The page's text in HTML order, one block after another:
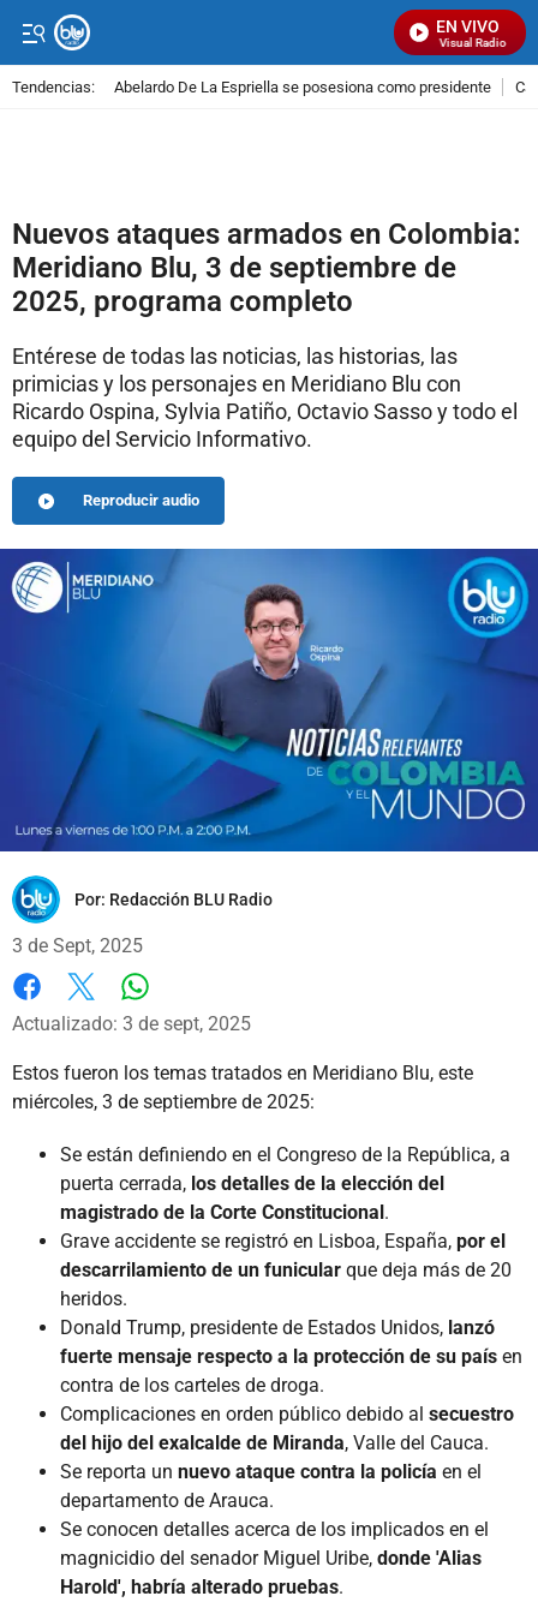
EN VIVO
Señal Visual Radio
Tendencias: Abelardo De La Espriella se posesiona como presidente
Nuevos ataques armados en Colombia:
Meridiano Blu, 3 de septiembre de
2025, programa completo
Entérese de todas las noticias, las historias, las
primicias y los personajes en Meridiano Blu con
Ricardo Ospina, Sylvia Patiño, Octavio Sasso y todo el
equipo del Servicio Informativo.
Reproducir audio
Por: Redacción BLU Radio
3 de Sept, 2025
Facebook
X
Actualizado: 3 de sept, 2025
Estos fueron los temas tratados en Meridiano Blu, este
miércoles, 3 de septiembre de 2025:
Se están definiendo en el Congreso de la República, a
puerta cerrada, los detalles de la elección del
magistrado de la Corte Constitucional.
Grave accidente se registró en Lisboa, España, por el
descarrilamiento de un funicular que deja más de 20
heridos.
Donald Trump, presidente de Estados Unidos, lanzó
fuerte mensaje respecto a la protección de su país en
contra de los carteles de droga.
Complicaciones en orden público debido al secuestro
del hijo del exalcalde de Miranda, Valle del Cauca.
Se reporta un nuevo ataque contra la policía en el
departamento de Arauca.
Se conocen detalles acerca de los implicados en el
magnicidio del senador Miguel Uribe, donde 'Alias
Harold', habría alterado pruebas.